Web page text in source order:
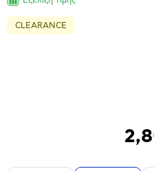
CLEARANCE